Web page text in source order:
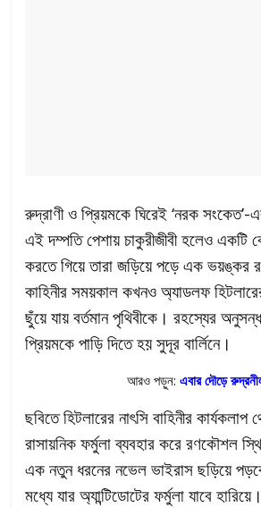
রুদ্রাণী ও প্রিয়মকে ঘিরেই ‘নরক সংকেত’-
এই দম্পতি পেশায় চাকুরীজীবী হলেও একটি
করতে গিয়ে তারা জড়িয়ে পড়ে এক ভয়ঙ্কর
কাহিনীর সময়কাল কখনও অ্যাডলফ
ছুঁয়ে যায় বর্তমান পৃথিবীকে। রহস্যের
প্রিয়মকে পাড়ি দিতে হয় সুদূর বার্লিনে।
আরও পড়ুন:এবার দৌড়ে
ছবিতে হিটলারের নাৎসি বাহিনীর
রাসায়নিক ফর্মুলা ব্যবহার করে রণকৌশল
এক নতুন ধরনের নভেল ভাইরাস ছড়িয়ে পড়বে
মধ্যে যার অ্যান্টিডোটের ফর্মুলা যাবে